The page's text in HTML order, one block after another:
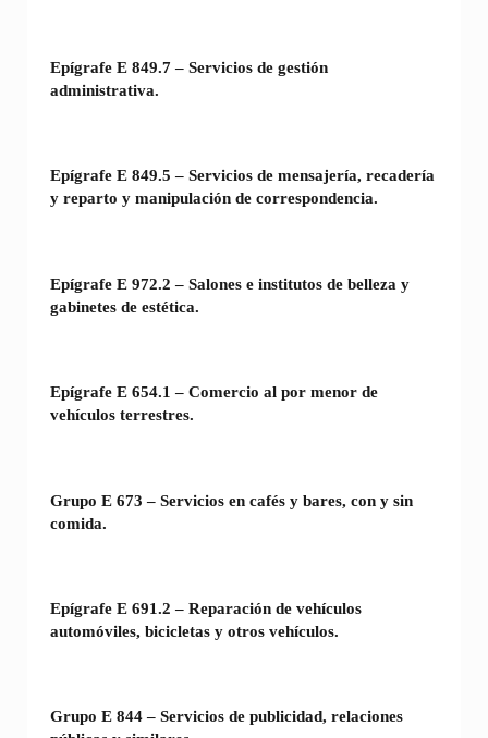
Epígrafe E 849.7 – Servicios de gestión
administrativa.
Epígrafe E 849.5 – Servicios de mensajería, recadería
y reparto y manipulación de correspondencia.
Epígrafe E 972.2 – Salones e institutos de belleza y
gabinetes de estética.
Epígrafe E 654.1 – Comercio al por menor de
vehículos terrestres.
Grupo E 673 – Servicios en cafés y bares, con y sin
comida.
Epígrafe E 691.2 – Reparación de vehículos
automóviles, bicicletas y otros vehículos.
Grupo E 844 – Servicios de publicidad, relaciones